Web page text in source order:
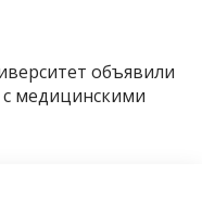
объявили
медицинскими